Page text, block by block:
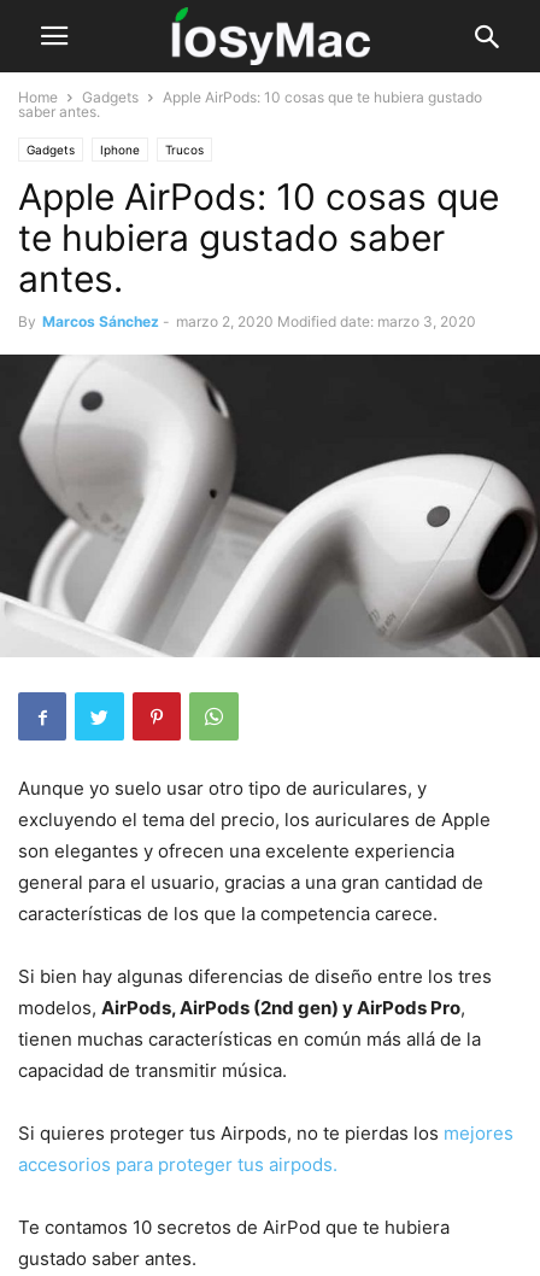
Home Gadgets
Apple AirPods: 10 cosas que te hubiera gustado
saber antes.
Gadgets Iphone Trucos
Apple AirPods: 10 cosas que
te hubiera gustado saber
antes.
By Marcos Sánchez - marzo 2, 2020 Modified date: marzo 3, 2020
Aunque yo suelo usar otro tipo de auriculares, y
excluyendo el tema del precio, los auriculares de Apple
son elegantes y ofrecen una excelente experiencia
general para el usuario, gracias a una gran cantidad de
características de los que la competencia carece.
Si bien hay algunas diferencias de diseño entre los tres
modelos, AirPods, AirPods (2nd gen) y AirPods Pro,
tienen muchas características en común más allá de la
capacidad de transmitir música.
Si quieres proteger tus Airpods, no te pierdas los mejores
accesorios para proteger tus airpods.
Te contamos 10 secretos de AirPod que te hubiera
gustado saber antes.